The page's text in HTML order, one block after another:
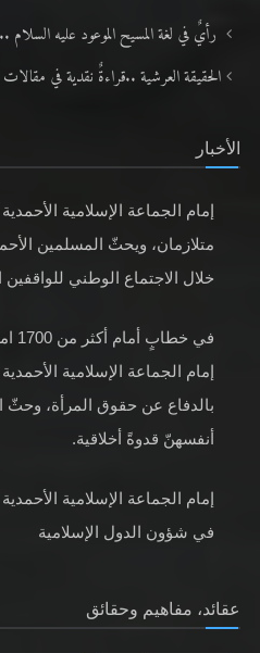
رأيٌ في لغة المسيح الموعود عليه السلام ..1 في محنة اللغة ومعاني «الاشتهار»
الحقيقة العرشية ..قراءةٌ نقدية في مقالات
الأخبار
إمام الجماعة الإسلامية
متلازمان، ويحثّ المسلمين
خلال الاجتماع الوطني للواقفين
في
إمام الجماعة الإسلامية
بالدفاع عن حقوق المرأة، وحثّ
أنفسهنّ قدوةً أخلاقية.
إمام الجماعة الإسلامية
في شؤون الدول الإسلامية
عقائد، مفاهيم وحقائق